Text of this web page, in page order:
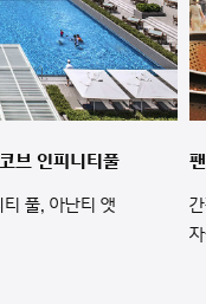
브 인피니티풀
풀, 아난티 앳